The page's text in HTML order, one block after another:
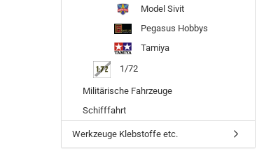
Model Sivit
Pegasus Hobbys
Tamiya
1/72
Militärische Fahrzeuge
Schifffahrt
Werkzeuge Klebstoffe etc.